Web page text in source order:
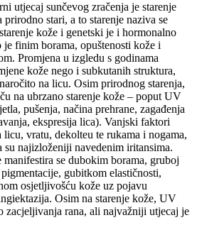
utjecaj sunčevog zračenja je starenje
stari, a to starenje naziva se
kože i genetski je i hormonalno
finim borama, opuštenosti kože i
Promjena u izgledu s godinama
kože nego i subkutanih struktura,
na licu. Osim prirodnog starenja,
na ubrzano starenje kože – poput UV
pušenja, načina prehrane, zagađenja
ekspresija lica). Vanjski faktori
licu, vratu, dekolteu te rukama i nogama,
najizloženiji navedenim iritansima.
se dubokim borama, gruboj
gubitkom elastičnosti,
osjetljivošću kože uz pojavu
Osim na starenje kože, UV
zacjeljivanja rana, ali najvažniji utjecaj je